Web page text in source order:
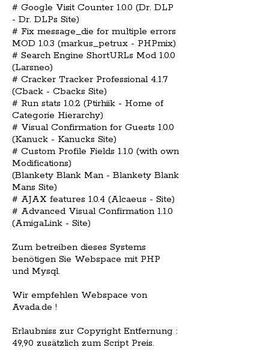
# Google Visit Counter 1.0.0 (Dr. DLP
- Dr. DLPs Site)
# Fix message_die for multiple errors
MOD 1.0.3 (markus_petrux - PHPmix)
# Search Engine ShortURLs Mod 1.0.0
(Larsneo)
# Cracker Tracker Professional 4.1.7
(Cback - Cbacks Site)
# Run stats 1.0.2 (Ptirhiik - Home of
Categorie Hierarchy)
# Visual Confirmation for Guests 1.0.0
(Kanuck - Kanucks Site)
# Custom Profile Fields 1.1.0 (with own
Modifications)
(Blankety Blank Man - Blankety Blank
Mans Site)
# AJAX features 1.0.4 (Alcaeus - Site)
# Advanced Visual Confirmation 1.1.0
(AmigaLink - Site)
Zum betreiben dieses Systems
benötigen Sie Webspace mit PHP
und Mysql.
Wir empfehlen Webspace von
Avada.de !
Erlaubniss zur Copyright Entfernung :
49,90 zusätzlich zum Script Preis.